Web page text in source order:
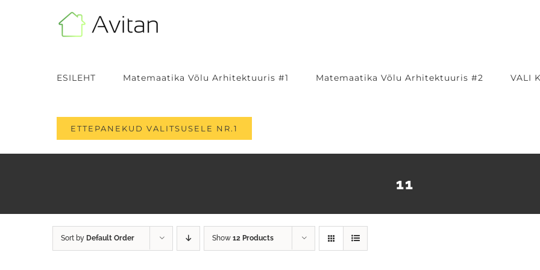
ESILEHT Matemaatika Võlu Arhitektuuris #1 Matemaatika Võlu Arhitektuuris #2 VALI
ETTEPANEKUD VALITSUSELE NR.1
11
Sort by Default Order Show 12 Products